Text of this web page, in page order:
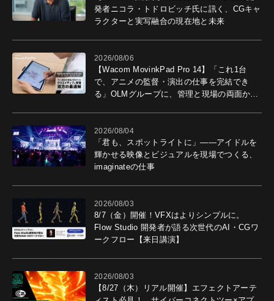
発者ニコラ・トドロビッチ氏に訊く、CGキャ
ラクターと実写融合の現在地と未来
2026/08/06
【Wacom MovinkPad Pro 14】「これ1台
で、アニメの監督・演出の仕事を完結でき
る」OLMグループに、管理と現場の両面から
2026/08/04
「君も、スポットライトに」――アイドルを
輝かせる映像とビジュアルを現場でつくる、
imaginateの仕事
2026/08/03
8/7（金）開催！VFXはよりシンプルに。
Flow Studio 開発者が語る次世代のAI・CGワ
ークフロー【来日講演】
2026/08/03
【8/27（木）リアル開催】エフェクトアーテ